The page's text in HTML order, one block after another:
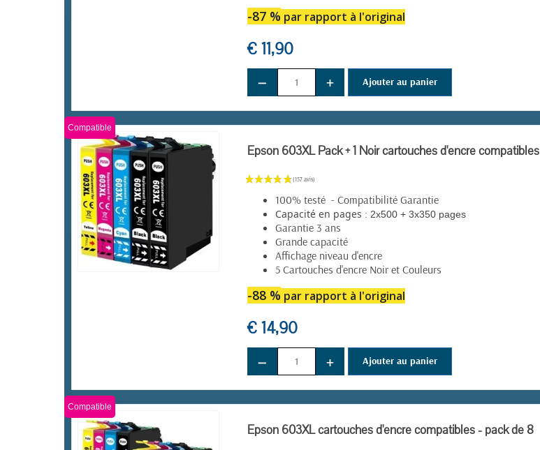
-87 % par rapport à l'original
€ 11,90
− + Ajouter au panier
Compatible
Epson 603XL Pack + 1 Noir cartouches d'encre compatibles
100% testé - Compatibilité Garantie
Capacité en pages : 2x500 + 3x350 pages
Garantie 3 ans
Grande capacité
Affichage niveau d'encre
5 Cartouches d'encre Noir et Couleurs
-88 % par rapport à l'original
€ 14,90
− + Ajouter au panier
Compatible
Epson 603XL cartouches d'encre compatibles - pack de 8